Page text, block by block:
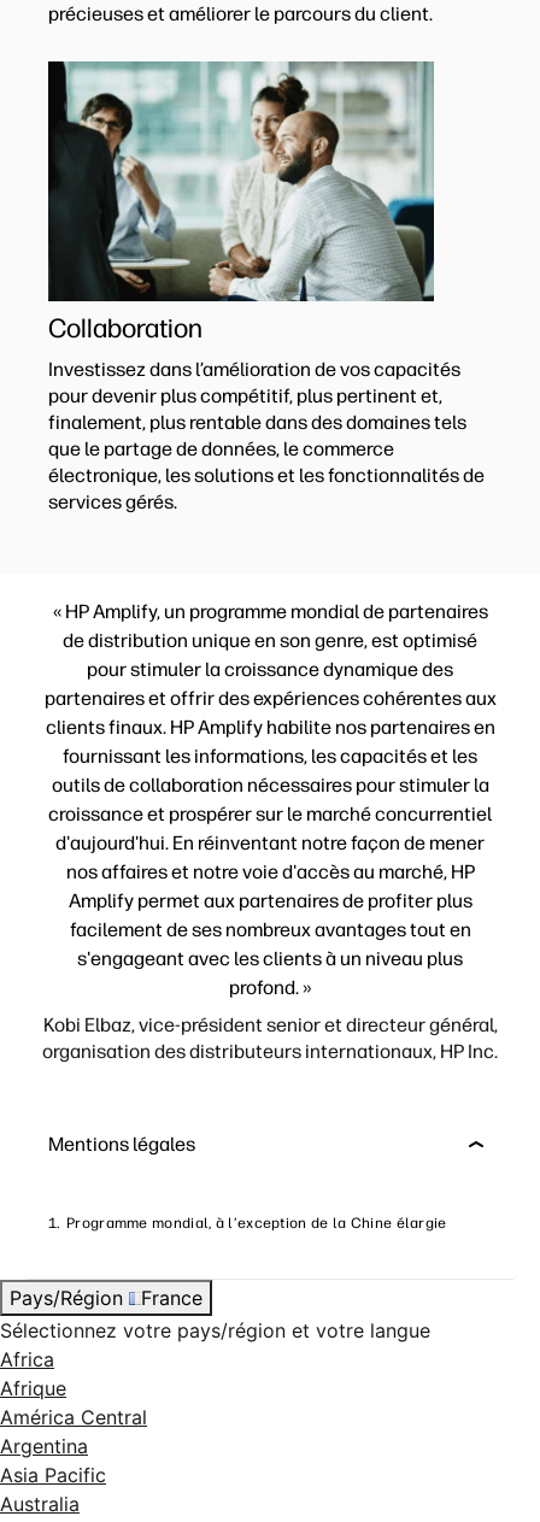
précieuses et améliorer le parcours du client.
Collaboration
Investissez dans l’amélioration de vos capacités
pour devenir plus compétitif, plus pertinent et,
finalement, plus rentable dans des domaines tels
que le partage de données, le commerce
électronique, les solutions et les fonctionnalités de
services gérés.
« HP Amplify, un programme mondial de partenaires
de distribution unique en son genre, est optimisé
pour stimuler la croissance dynamique des
partenaires et offrir des expériences cohérentes aux
clients finaux. HP Amplify habilite nos partenaires en
fournissant les informations, les capacités et les
outils de collaboration nécessaires pour stimuler la
croissance et prospérer sur le marché concurrentiel
d'aujourd'hui. En réinventant notre façon de mener
nos affaires et notre voie d'accès au marché, HP
Amplify permet aux partenaires de profiter plus
facilement de ses nombreux avantages tout en
s'engageant avec les clients à un niveau plus
profond. »
Kobi Elbaz, vice-président senior et directeur général,
organisation des distributeurs internationaux, HP Inc.
Mentions légales
Programme mondial, à l’exception de la Chine élargie
Pays/Région
France
Sélectionnez votre pays/région et votre langue
Africa
Afrique
América Central
Argentina
Asia Pacific
Australia